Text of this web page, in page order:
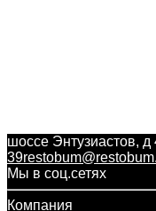
шоссе Энтузиастов, д
39
Мы в соц.сетях
Компания